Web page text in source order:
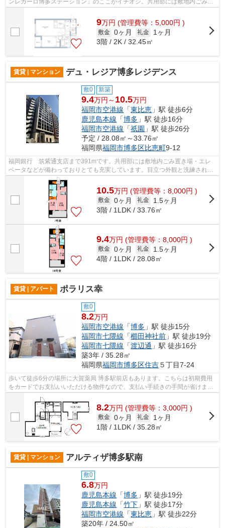
ンレガーロ博多ステーション」のここがイチオシ。共用部には敷地内ごみ置
9万円 (管理費等：5,000円 )
敷金 0ヶ月 礼金
1ヶ月
3階 / 2K / 32.45㎡
賃貸 | マンション デュ・レジア博多レジデンス
敷0 新築
9.4万円～ 10.5万円
福岡市空港線 「東比恵 」駅 徒歩6分
鹿児島本線 「博多 」駅 徒歩16分
福岡市空港線 「祇園 」駅 徒歩26分
予定 / 28.08㎡～33.76㎡
福岡県福岡市博多区比恵町9-12
福岡銀行 筑紫通支店まで391mです。共用部には敷地内ごみ置き場・エレ
ベータなどが備わっておりとても充実しています。目立つ外観と洗練された
設計の内装を持つデザイナーズ。こちら...
10.5万円 (管理費等：8,000円 )
敷金 0ヶ月 礼金
1.5ヶ月
3階 / 1LDK / 33.76㎡
9.4万円 (管理費等：8,000円 )
敷金 0ヶ月 礼金
1.5ヶ月
4階 / 1LDK / 28.08㎡
賃貸 | アパート ポラリス幸
敷0
8.2万円
福岡市空港線 「博多 」駅 徒歩15分
福岡市七隈線 「櫛田神社前 」駅 徒歩19分
福岡市七隈線 「渡辺通 」駅 徒歩16分
築3年 / 35.28㎡
福岡県福岡市博多区住吉５丁目7-24
歩いて徒歩6分の場所に大賀薬局 博多駅前店もあります。こちらは初期費用
をカードでお支払いいただける物件なので、支払い手続きの手間が省けま
す。こちらの物件はアパートです。一階...
8.2万円 (管理費等：3,000円 )
敷金 0ヶ月 礼金
1ヶ月
1階 / 1LDK / 35.28㎡
賃貸 | マンション アルティザ博多駅南
敷0
6.8万円
鹿児島本線 「博多 」駅 徒歩19分
鹿児島本線 「竹下 」駅 徒歩17分
福岡市空港線 「東比恵 」駅 徒歩22分
築20年 / 24.50㎡